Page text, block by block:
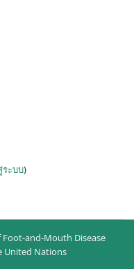
ระบบ)
and-Mouth Disease
United Nations